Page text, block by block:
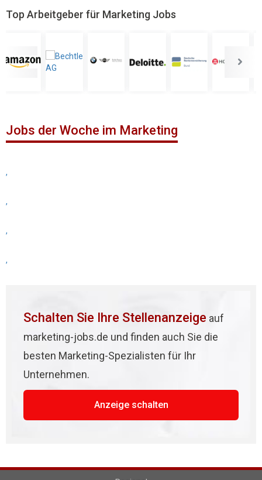
Top Arbeitgeber für Marketing Jobs
Jobs der Woche im Marketing
,
,
,
,
Schalten Sie Ihre Stellenanzeige auf
marketing-jobs.de und finden auch Sie die
besten Marketing-Spezialisten für Ihr
Unternehmen.
Anzeige schalten